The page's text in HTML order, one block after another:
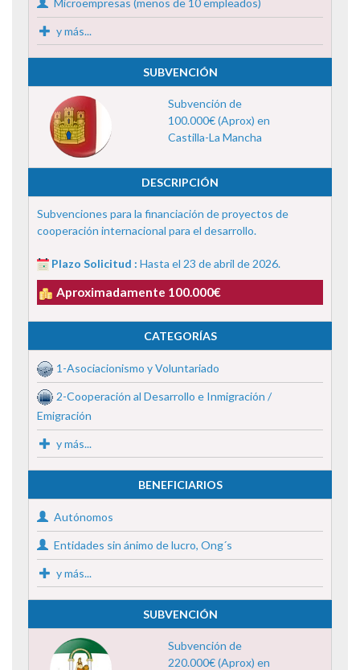
y más...
SUBVENCIÓN
Subvención de
100.000€ (Aprox) en
Castilla-La Mancha
DESCRIPCIÓN
Subvenciones para la financiación de proyectos de
cooperación internacional para el desarrollo.
Plazo Solicitud : Hasta el 23 de abril de 2026.
Aproximadamente 100.000€
CATEGORÍAS
1-Asociacionismo y Voluntariado
2-Cooperación al Desarrollo e Inmigración /
Emigración
y más...
BENEFICIARIOS
Autónomos
Entidades sin ánimo de lucro, Ong´s
y más...
SUBVENCIÓN
Subvención de
220.000€ (Aprox) en